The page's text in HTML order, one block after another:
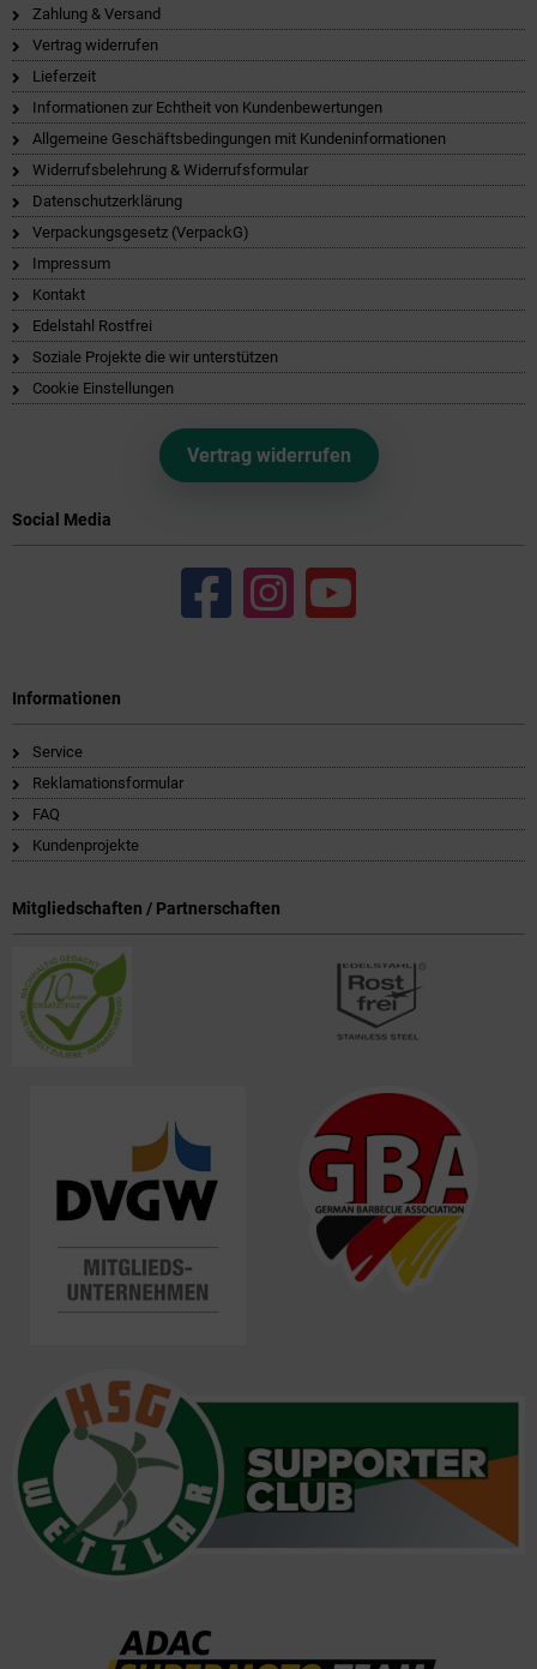
Zahlung & Versand
Vertrag widerrufen
Lieferzeit
Informationen zur Echtheit von Kundenbewertungen
Allgemeine Geschäftsbedingungen mit Kundeninformationen
Widerrufsbelehrung & Widerrufsformular
Datenschutzerklärung
Verpackungsgesetz (VerpackG)
Impressum
Kontakt
Edelstahl Rostfrei
Soziale Projekte die wir unterstützen
Cookie Einstellungen
Vertrag widerrufen
Social Media
Informationen
Service
Reklamationsformular
FAQ
Kundenprojekte
Mitgliedschaften / Partnerschaften